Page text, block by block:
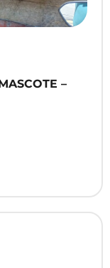
–